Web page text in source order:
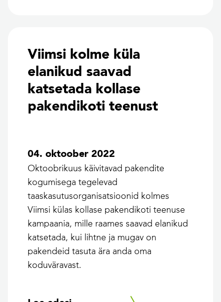
Viimsi kolme küla
elanikud saavad
katsetada kollase
pakendikoti teenust
04. oktoober 2022
Oktoobrikuus käivitavad pakendite
kogumisega tegelevad
taaskasutusorganisatsioonid kolmes
Viimsi külas kollase pakendikoti teenuse
kampaania, mille raames saavad elanikud
katsetada, kui lihtne ja mugav on
pakendeid tasuta ära anda oma
koduväravast.